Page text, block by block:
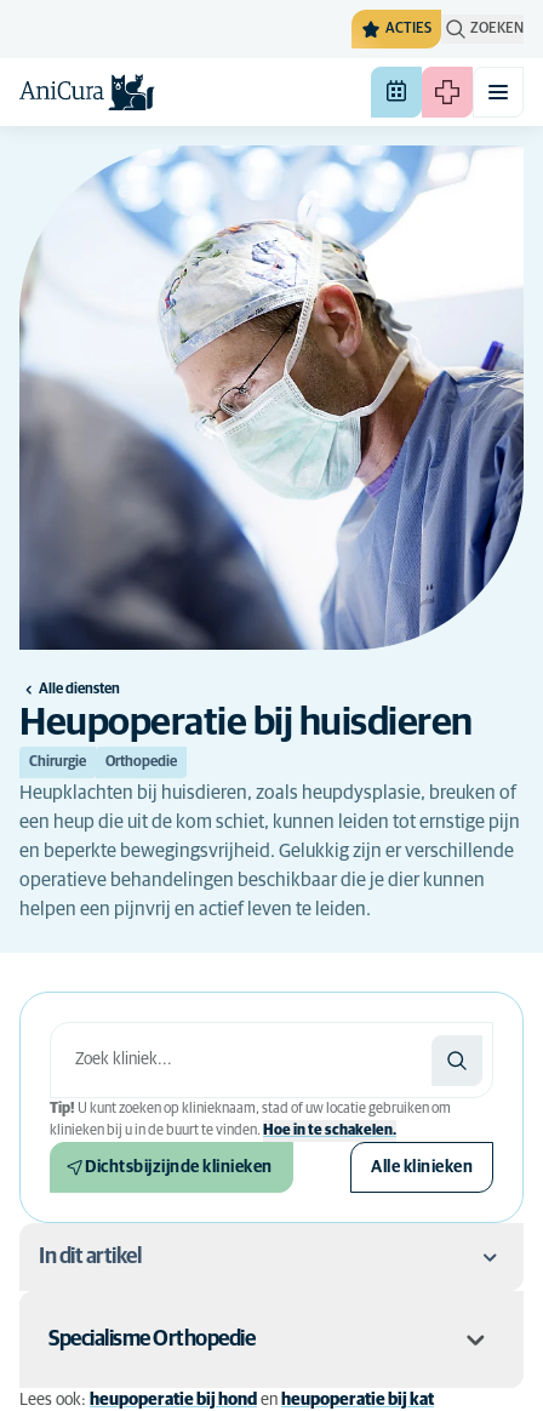
ACTIES ZOEKEN
Alle diensten
Heupoperatie bij huisdieren
Chirurgie Orthopedie
Heupklachten bij huisdieren, zoals heupdysplasie, breuken of
een heup die uit de kom schiet, kunnen leiden tot ernstige pijn
en beperkte bewegingsvrijheid. Gelukkig zijn er verschillende
operatieve behandelingen beschikbaar die je dier kunnen
helpen een pijnvrij en actief leven te leiden.
Tip! U kunt zoeken op klinieknaam, stad of uw locatie gebruiken om
klinieken bij u in de buurt te vinden. Hoe in te schakelen.
Dichtsbijzijnde klinieken Alle klinieken
In dit artikel
Wanneer is een heupoperatie nodig?
Specialisme Orthopedie
Lees ook: heupoperatie bij hond en heupoperatie bij kat